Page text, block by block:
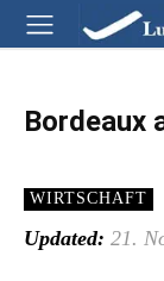
Bordeaux
WIRTSCHAFT
Updated: 21.